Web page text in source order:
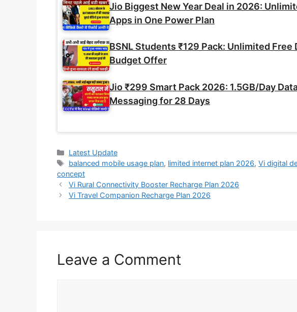
Jio Biggest New Year Deal in 2026:
Apps in One Power Plan
BSNL Students ₹129 Pack: Unlimited Free
Budget Offer
Jio ₹299 Smart Pack 2026: 1.5GB/Day
Messaging for 28 Days
Categories
Latest Update
Tags
balanced mobile usage plan, limited internet plan 2026,Vi digital
concept
Vi Rural Connectivity Booster Recharge Plan 2026
Vi Travel Companion Recharge Plan 2026
Leave a Comment